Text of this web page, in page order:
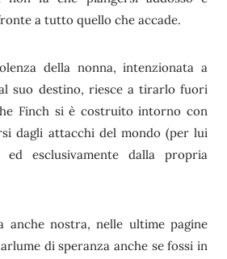
a tutto quello che accade.
della nonna, intenzionata a
suo destino, riesce a tirarlo fuori
Finch si è costruito intorno con
dagli attacchi del mondo (per lui
ed esclusivamente dalla propria
anche nostra, nelle ultime pagine
di speranza anche se fossi in